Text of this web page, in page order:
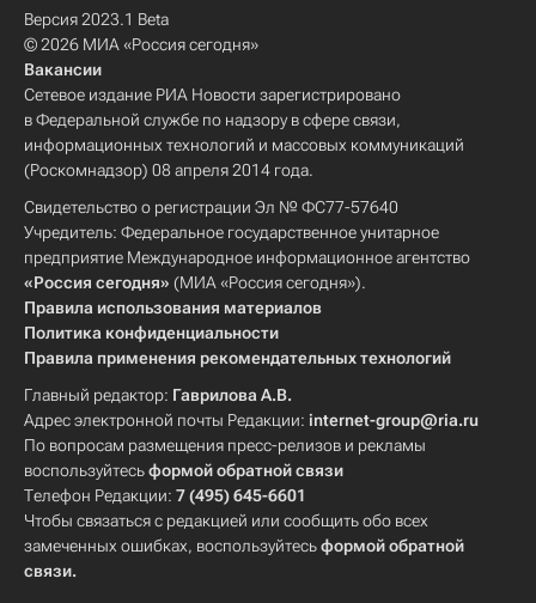
Версия 2023.1 Beta
© 2026 МИА «Россия сегодня»
Вакансии
Сетевое издание РИА Новости зарегистрировано
в Федеральной службе по надзору в сфере связи,
информационных технологий и массовых коммуникаций
(Роскомнадзор) 08 апреля 2014 года.
Свидетельство о регистрации Эл № ФС77-57640
Учредитель: Федеральное государственное унитарное
предприятие Международное информационное агентство
«Россия сегодня» (МИА «Россия сегодня»).
Правила использования материалов
Политика конфиденциальности
Правила применения рекомендательных технологий
Главный редактор: Гаврилова А.В.
Адрес электронной почты Редакции: internet-group@ria.ru
По вопросам размещения пресс-релизов и рекламы
воспользуйтесьформой обратной связи
Телефон Редакции: 7 (495) 645-6601
Чтобы связаться с редакцией или сообщить обо всех
замеченных ошибках, воспользуйтесьформой обратной
связи.